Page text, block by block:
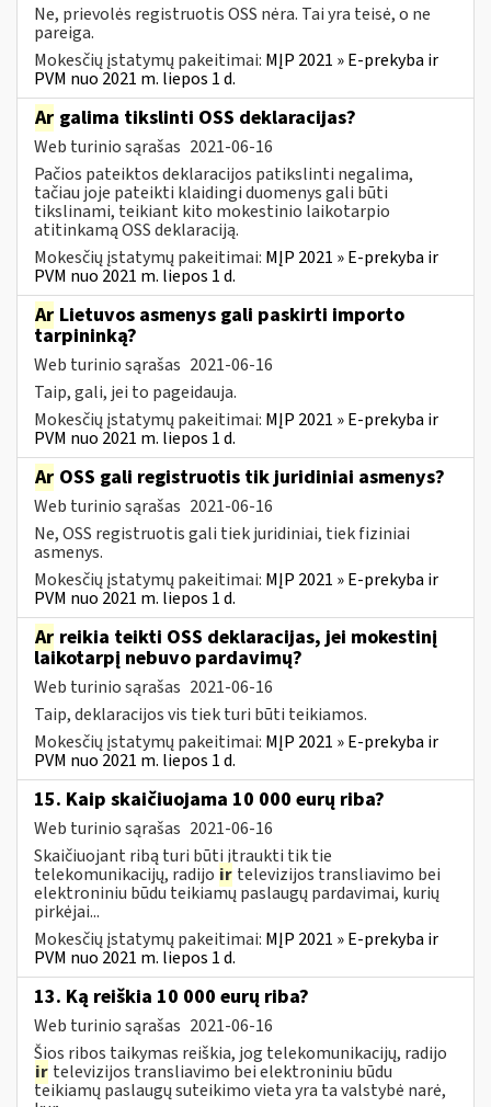
Ne, prievolės registruotis OSS nėra. Tai yra teisė, o ne
pareiga.
Mokesčių įstatymų pakeitimai: MĮP 2021 » E-prekyba ir
PVM nuo 2021 m. liepos 1 d.
Ar galima tikslinti OSS deklaracijas?
Web turinio sąrašas 2021-06-16
Pačios pateiktos deklaracijos patikslinti negalima,
tačiau joje pateikti klaidingi duomenys gali būti
tikslinami, teikiant kito mokestinio laikotarpio
atitinkamą OSS deklaraciją.
Mokesčių įstatymų pakeitimai: MĮP 2021 » E-prekyba ir
PVM nuo 2021 m. liepos 1 d.
Ar Lietuvos asmenys gali paskirti importo
tarpininką?
Web turinio sąrašas 2021-06-16
Taip, gali, jei to pageidauja.
Mokesčių įstatymų pakeitimai: MĮP 2021 » E-prekyba ir
PVM nuo 2021 m. liepos 1 d.
Ar OSS gali registruotis tik juridiniai asmenys?
Web turinio sąrašas 2021-06-16
Ne, OSS registruotis gali tiek juridiniai, tiek fiziniai
asmenys.
Mokesčių įstatymų pakeitimai: MĮP 2021 » E-prekyba ir
PVM nuo 2021 m. liepos 1 d.
Ar reikia teikti OSS deklaracijas, jei mokestinį
laikotarpį nebuvo pardavimų?
Web turinio sąrašas 2021-06-16
Taip, deklaracijos vis tiek turi būti teikiamos.
Mokesčių įstatymų pakeitimai: MĮP 2021 » E-prekyba ir
PVM nuo 2021 m. liepos 1 d.
15. Kaip skaičiuojama 10 000 eurų riba?
Web turinio sąrašas 2021-06-16
Skaičiuojant ribą turi būti įtraukti tik tie
telekomunikacijų, radijo ir televizijos transliavimo bei
elektroniniu būdu teikiamų paslaugų pardavimai, kurių
pirkėjai...
Mokesčių įstatymų pakeitimai: MĮP 2021 » E-prekyba ir
PVM nuo 2021 m. liepos 1 d.
13. Ką reiškia 10 000 eurų riba?
Web turinio sąrašas 2021-06-16
Šios ribos taikymas reiškia, jog telekomunikacijų, radijo
ir televizijos transliavimo bei elektroniniu būdu
teikiamų paslaugų suteikimo vieta yra ta valstybė narė,